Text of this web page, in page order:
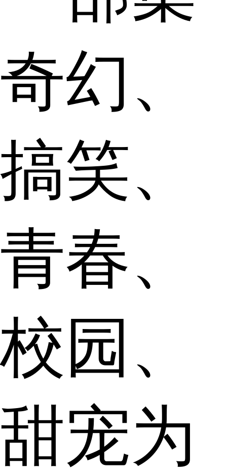
奇幻、
搞笑、
青春、
校园、
甜宠为